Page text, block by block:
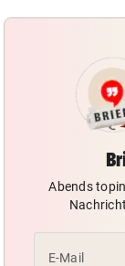
Abends
E-Mail